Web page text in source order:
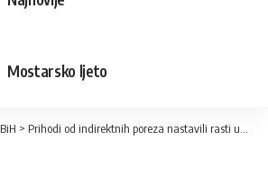
Mostarsko ljeto
BiH > Prihodi od indirektnih poreza nastavili rasti u januaru